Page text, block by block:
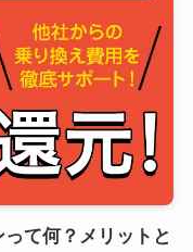
て何？メリットと